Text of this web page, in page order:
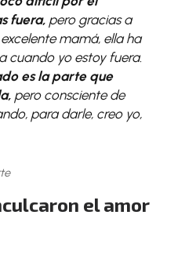
fuera,pero gracias a
mamá, ella ha
cuando yo estoy fuera.
es la parte que
pero consciente de
para darle, creo yo,
el amor